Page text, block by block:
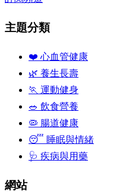
主題分類
❤️ 心血管健康
🌿 養生長壽
🏃 運動健身
🥗 飲食營養
🦠 腸道健康
😴 睡眠與情緒
🩺 疾病與用藥
網站